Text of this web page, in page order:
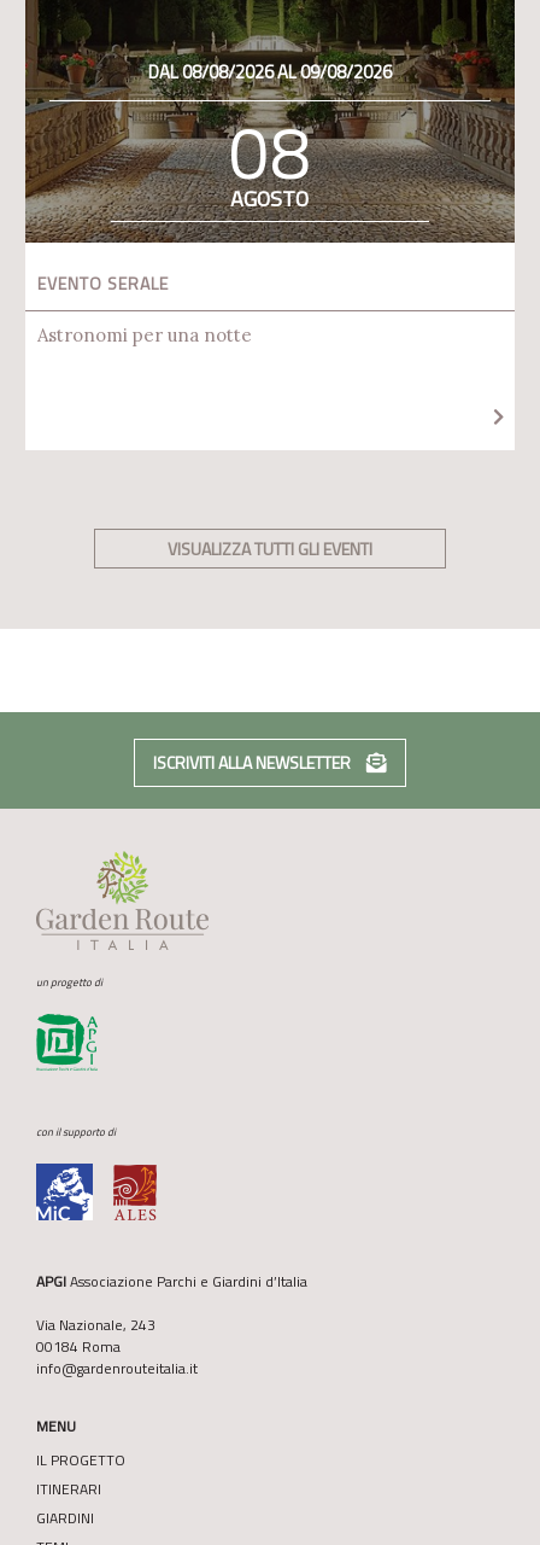
DAL 08/08/2026 AL 09/08/2026
08
AGOSTO
EVENTO SERALE
Astronomi per una notte
VISUALIZZA TUTTI GLI EVENTI
ISCRIVITI ALLA NEWSLETTER
un progetto di
con il supporto di
APGIAssociazione Parchi e Giardini d’Italia
Via Nazionale, 243
00184 Roma
info@gardenrouteitalia.it
MENU
IL PROGETTO
ITINERARI
GIARDINI